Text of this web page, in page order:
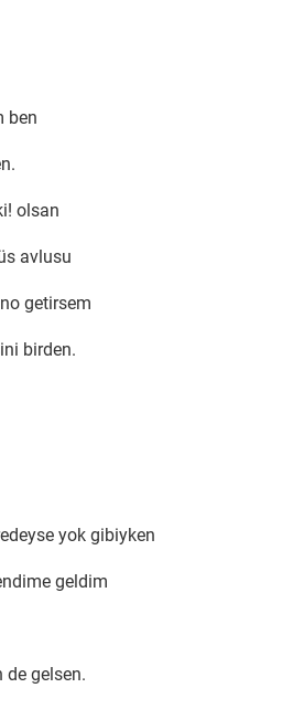
ben
olsan
avlusu
getirsem
birden.
yok gibiyken
geldim
gelsen.